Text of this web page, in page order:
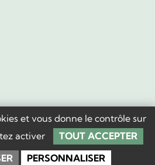
et vous donne le contrôle sur
activer
TOUT ACCEPTER
PERSONNALISER